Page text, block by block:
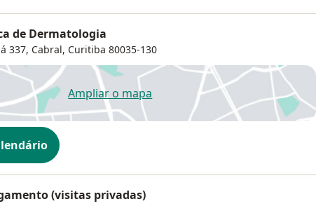
de Dermatologia
337, Cabral, Curitiba 80035-130
Ampliar o mapaabre num novo separador
(visitas privadas)